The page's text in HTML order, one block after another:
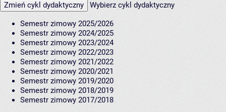
Zmień cykl dydaktyczny Wybierz cykl dydaktyczny
Semestr zimowy 2025/2026
Semestr zimowy 2024/2025
Semestr zimowy 2023/2024
Semestr zimowy 2022/2023
Semestr zimowy 2021/2022
Semestr zimowy 2020/2021
Semestr zimowy 2019/2020
Semestr zimowy 2018/2019
Semestr zimowy 2017/2018